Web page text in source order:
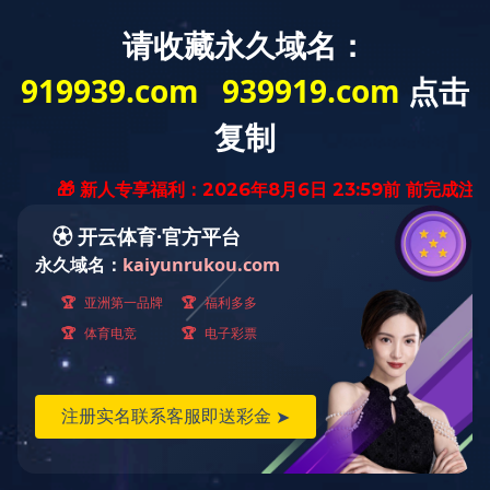
发布时间：2023-02-24
40余年来，与国际著名企业建立中外合资企业近20家。
不断加快国际化步伐，推动产业结构全球布局，与全球195个
国家、地区和国际组织建立贸易关系，设立45家境外企业和
机构。拥有全国唯一市内外汇免税运营资质，以“中服免
税”为依托，为消费者提供超过800个品牌的口岸免税和离岛
免税全品类产品。